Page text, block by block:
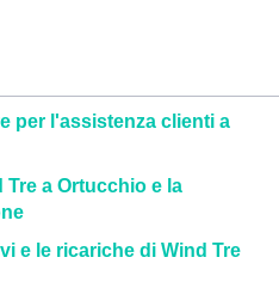
per l'assistenza clienti a
a Ortucchio e la
e le ricariche di Wind Tre